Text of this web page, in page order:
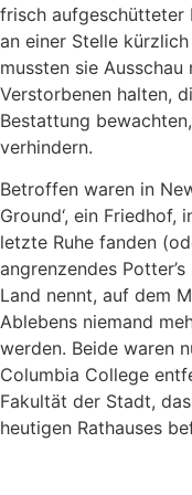
frisch aufgeschütteter
an einer Stelle
mussten sie
Verstorbenen halten,
Bestattung
verhindern.
Betroffen waren in
Ground‘, ein
letzte Ruhe fanden
angrenzendes
Land nennt, auf dem
Ablebens niemand
werden. Beide waren
Columbia College
Fakultät der Stadt,
heutigen Rathauses